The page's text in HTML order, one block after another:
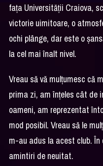
fața Universității Craiova,
victorie uimitoare, o
ochi plânge, dar este o
la cel mai înalt nivel.
Vreau să vă mulțumesc că
prima zi, am înțeles cât de
oameni, am reprezentat
mod posibil. Vreau să le
m-au adus la acest club.
amintiri de neuitat.